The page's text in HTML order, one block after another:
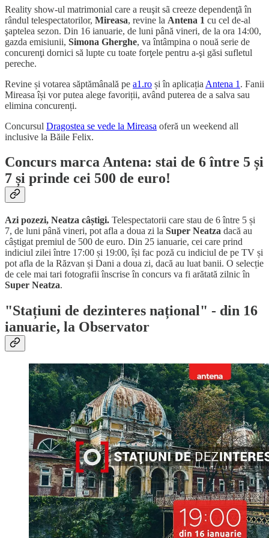
Reality show-ul matrimonial care a reuşit sã creeze dependenţã în
rândul telespectatorilor, Mireasa, revine la Antena 1 cu cel de-al
şaptelea sezon. Din 16 ianuarie, de luni până vineri, de la ora 14:00,
gazda emisiunii, Simona Gherghe, va întâmpina o nouă serie de
concurenţi dornici să lupte cu toate forţele pentru a-şi găsi sufletul
pereche.
Revine și votarea săptămânală pe a1.ro și în aplicația Antena 1 . Fanii
Mireasa își vor putea alege favoriții, având puterea de a salva sau
elimina concurenți.
Concursul Dragostea se vede la Mireasa oferă un weekend all
inclusive la Băile Felix.
Concurs marca Antena: stai de 6 între 5 și
7 și prinde cei 500 de euro!
Azi pozezi, Neatza câștigi. Telespectatorii care stau de 6 între 5 și
7, de luni până vineri, pot afla a doua zi la Super Neatza dacă au
câștigat premiul de 500 de euro. Din 25 ianuarie, cei care prind
indiciul zilei între 17:00 și 19:00, își fac poză cu indiciul de pe TV și
pot afla de la Răzvan și Dani a doua zi, dacă au luat banii. O selecție
de cele mai tari fotografii înscrise în concurs va fi arătată zilnic în
Super Neatza.
"Stațiuni de dezinteres național" - din 16
ianuarie, la Observator